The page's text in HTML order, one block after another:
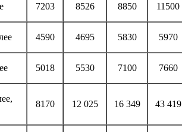
7203 8526 8850 11500
4590 4695 5830 5970
5018 5530 7100 7660
8170 12 025 16 349 43 419